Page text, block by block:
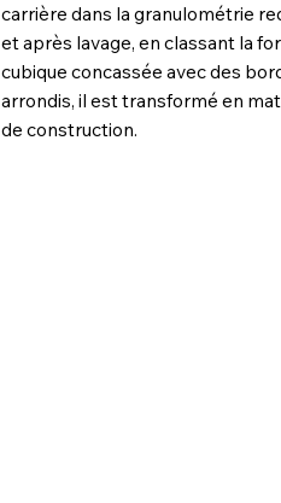
carrière dans la granulométrie
et après lavage, en classant la
cubique concassée avec des
arrondis, il est transformé en
de construction.